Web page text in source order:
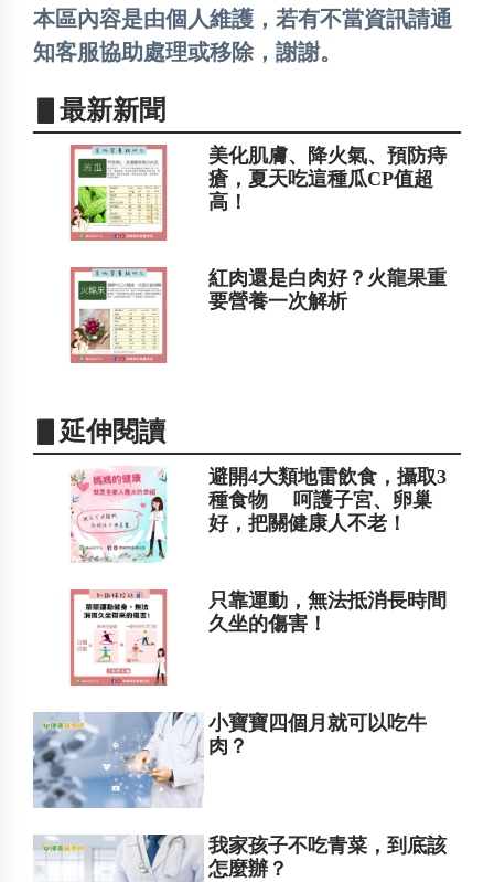
本區內容是由個人維護，若有不當資訊請通
知客服協助處理或移除，謝謝。
▋最新新聞
美化肌膚、降火氣、預防痔
瘡，夏天吃這種瓜CP值超
高！
紅肉還是白肉好？火龍果重
要營養一次解析
▋延伸閱讀
避開4大類地雷飲食，攝取3
種食物 呵護子宮、卵巢
好，把關健康人不老！
只靠運動，無法抵消長時間
久坐的傷害！
小寶寶四個月就可以吃牛
肉？
我家孩子不吃青菜，到底該
怎麼辦？